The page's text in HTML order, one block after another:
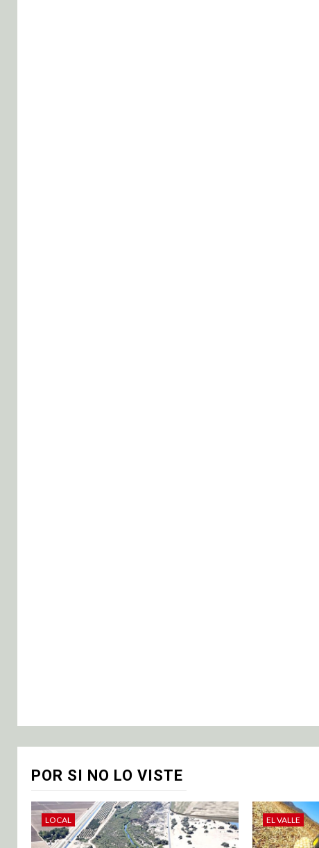
POR SI NO LO VISTE
LOCAL EL VALLE